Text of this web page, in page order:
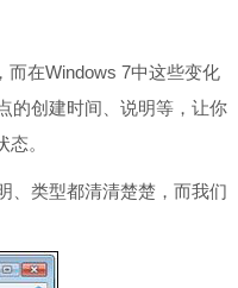
在Windows 7中这些变化
的创建时间、说明等，让你
。
类型都清清楚楚，而我们